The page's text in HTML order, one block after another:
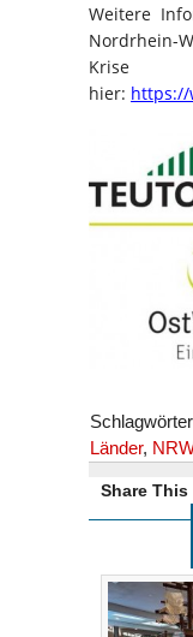
Weitere
Nordrhein-
hier:
Länder, NRW
Share This